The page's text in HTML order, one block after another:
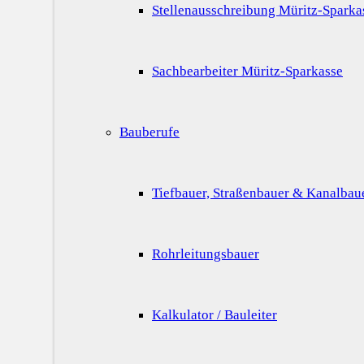
Stellenausschreibung Müritz-
Sachbearbeiter Müritz-Sparkasse
Bauberufe
Tiefbauer, Straßenbauer &
Rohrleitungsbauer
Kalkulator / Bauleiter